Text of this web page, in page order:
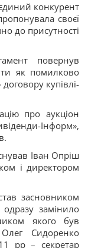
конкурент
своєї
до присутності
повернув
як помилково
договору купівлі-
про аукціон
Інформ»,
Іван Опріш
і директором
засновником
замінило
якого був
Сидоренко
рр – секретар